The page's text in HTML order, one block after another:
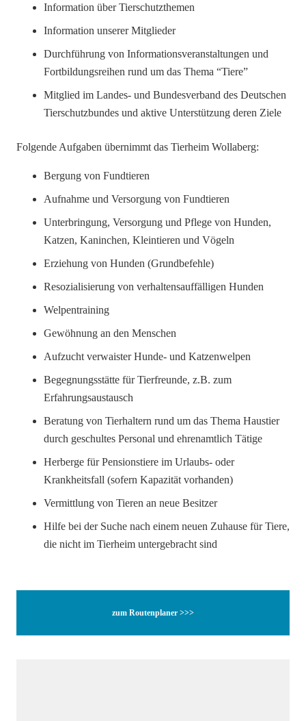
Information über Tierschutzthemen
Information unserer Mitglieder
Durchführung von Informationsveranstaltungen und
Fortbildungsreihen rund um das Thema “Tiere”
Mitglied im Landes- und Bundesverband des Deutschen
Tierschutzbundes und aktive Unterstützung deren Ziele
Folgende Aufgaben übernimmt das Tierheim Wollaberg:
Bergung von Fundtieren
Aufnahme und Versorgung von Fundtieren
Unterbringung, Versorgung und Pflege von Hunden,
Katzen, Kaninchen, Kleintieren und Vögeln
Erziehung von Hunden (Grundbefehle)
Resozialisierung von verhaltensauffälligen Hunden
Welpentraining
Gewöhnung an den Menschen
Aufzucht verwaister Hunde- und Katzenwelpen
Begegnungsstätte für Tierfreunde, z.B. zum
Erfahrungsaustausch
Beratung von Tierhaltern rund um das Thema Haustier
durch geschultes Personal und ehrenamtlich Tätige
Herberge für Pensionstiere im Urlaubs- oder
Krankheitsfall (sofern Kapazität vorhanden)
Vermittlung von Tieren an neue Besitzer
Hilfe bei der Suche nach einem neuen Zuhause für Tiere,
die nicht im Tierheim untergebracht sind
zum Routenplaner >>>